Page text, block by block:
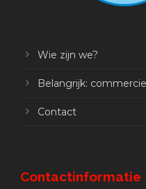
Wie zijn we?
Belangrijk:
Contact
Contactinformatie